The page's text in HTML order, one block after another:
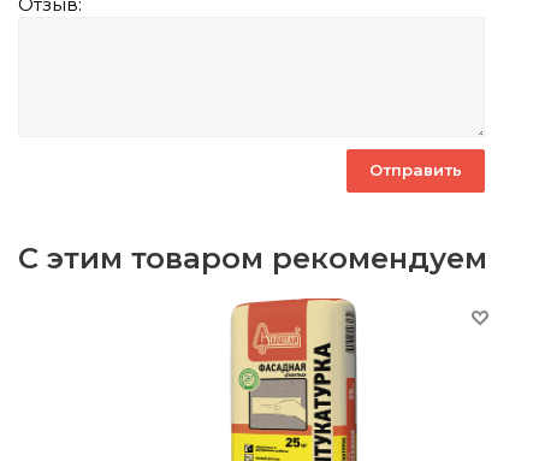
С этим товаром рекомендуем